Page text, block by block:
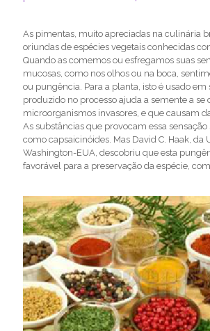
As pimentas, muito apreciadas na culinária
oriundas de espécies vegetais conhecidas
Quando as comemos ou esfregamos suas
mucosas, como nos olhos ou na boca,
ou pungência. Para a planta, isto é usado em
produzido no processo ajuda a semente a se
microorganismos invasores, e que causam
As substâncias que provocam essa
como capsaicinóides. Mas David C. Haak, da
Washington-EUA, descobriu que esta
favorável para a preservação da espécie,